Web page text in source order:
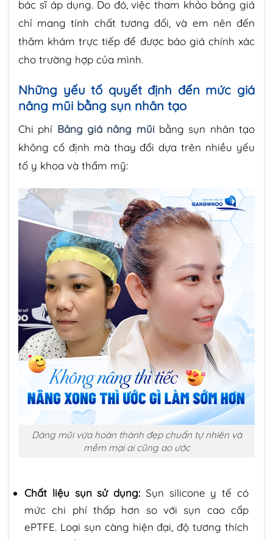
bác sĩ áp dụng. Do đó, việc tham khảo bảng giá
chỉ mang tính chất tương đối, và em nên đến
thăm khám trực tiếp để được báo giá chính xác
cho trường hợp của mình.
Những yếu tố quyết định đến mức giá
nâng mũi bằng sụn nhân tạo
Chi phí Bảng giá nâng mũi bằng sụn nhân tạo
không cố định mà thay đổi dựa trên nhiều yếu
tố y khoa và thẩm mỹ:
Dáng mũi vừa hoàn thành đẹp chuẩn tự nhiên và
mềm mại ai cũng ao ước
Chất liệu sụn sử dụng: Sụn silicone y tế có
mức chi phí thấp hơn so với sụn cao cấp
ePTFE. Loại sụn càng hiện đại, độ tương thích